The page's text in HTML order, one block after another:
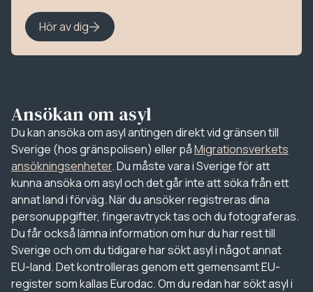
Hör av dig
Ansökan om asyl
Du kan ansöka om asyl antingen direkt vid gränsen till
Sverige (hos gränspolisen) eller påMigrationsverkets
ansökningsenheter. Du måste vara i Sverige för att
kunna ansöka om asyl och det går inte att söka från ett
annat land i förväg. När du ansöker registreras dina
personuppgifter, fingeravtryck tas och du fotograferas.
Du får också lämna information om hur du har rest till
Sverige och om du tidigare har sökt asyl i något annat
EU-land. Det kontrolleras genom ett gemensamt EU-
register som kallas Eurodac. Om du redan har sökt asyl i